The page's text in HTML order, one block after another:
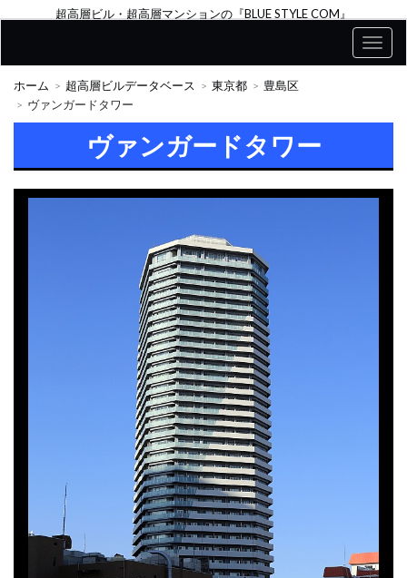
超高層ビル・超高層マンションの『BLUE STYLE COM』
ホーム 超高層ビルデータベース 東京都
豊島区
ヴァンガードタワー
ヴァンガードタワー